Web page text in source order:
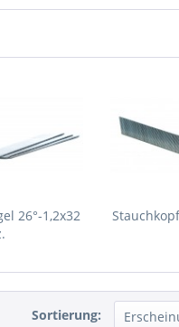
26°-1,2x32
Sortierung: